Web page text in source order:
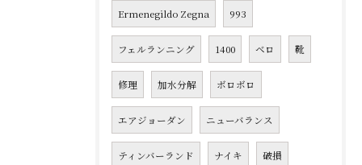
Ermenegildo Zegna 993
フェルランニング 1400 ベロ 靴
修理 加水分解 ボロボロ
エアジョーダン ニューバランス
ティンバーランド ナイキ 破損